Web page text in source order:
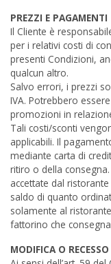
PREZZI E PAGAMENTI
Il Cliente è
per i relativi costi di
presenti Condizioni,
qualcun altro.
Salvo errori, i prezzi
IVA. Potrebbero
promozioni in
Tali costi/sconti
applicabili. Il
mediante carta di
ritiro o della
accettate dal
saldo di quanto
solamente al
fattorino che
MODIFICA O